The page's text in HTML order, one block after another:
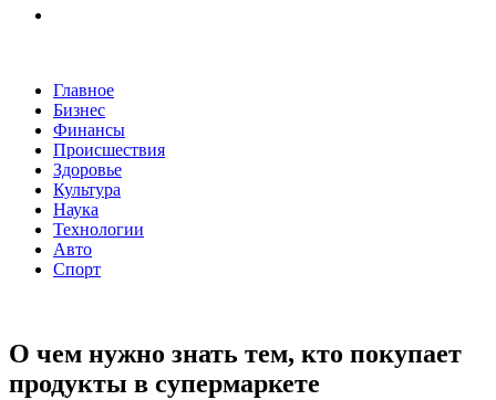
Главное
Бизнес
Финансы
Происшествия
Здоровье
Культура
Наука
Технологии
Авто
Спорт
О чем нужно знать тем, кто покупает
продукты в супермаркете